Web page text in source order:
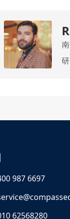
987 6697
62568280